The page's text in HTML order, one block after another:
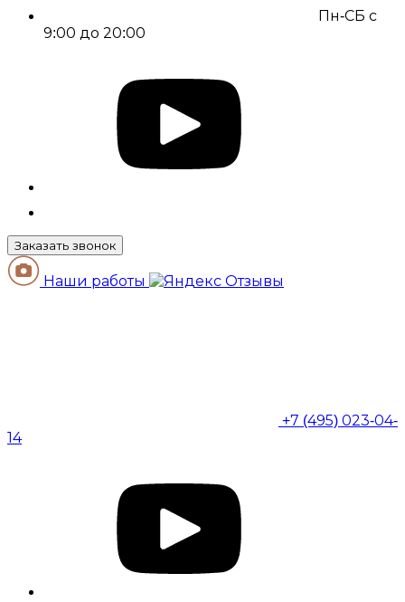
Пн-СБ с
9:00 до 20:00
Заказать звонок
Наши работы
+7 (495) 023-04-
14